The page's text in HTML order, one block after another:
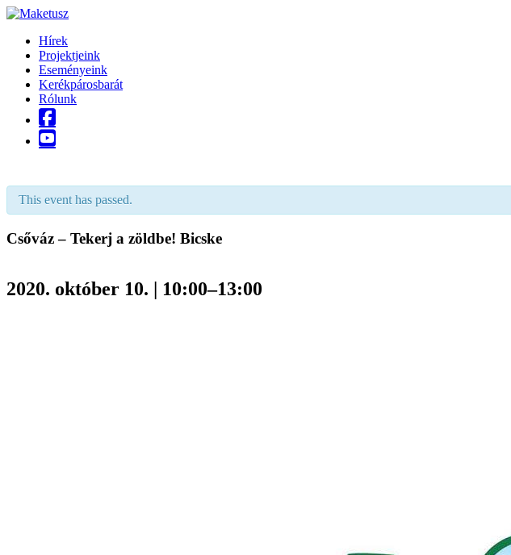
Skip
contentHírek
Projektjeink
Eseményeink
Kerékpárosbarát
Rólunk
This event has passed.
Csőváz – Tekerj a zöldbe! Bicske
2020. október 10. | 10:00–13:00